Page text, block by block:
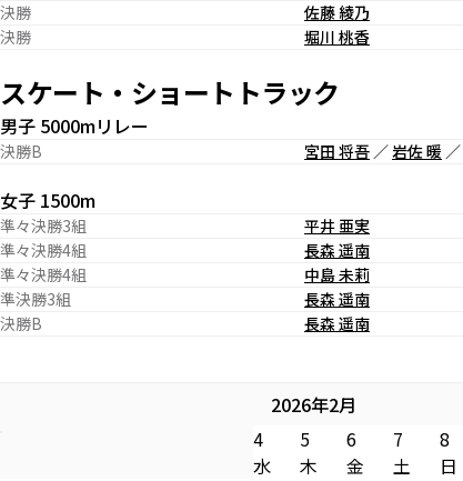
決勝
佐藤 綾乃
決勝
堀川 桃香
スケート・ショートトラック
男子 5000mリレー
決勝B 宮田 将吾 ／岩佐 暖 ／
女子 1500m
準々決勝3組 平井 亜実
準々決勝4組
長森 遥南
準々決勝4組
中島 未莉
準決勝3組
長森 遥南
決勝B
長森 遥南
2026年2月
4
5 6 7 8
水
木 金 土 日